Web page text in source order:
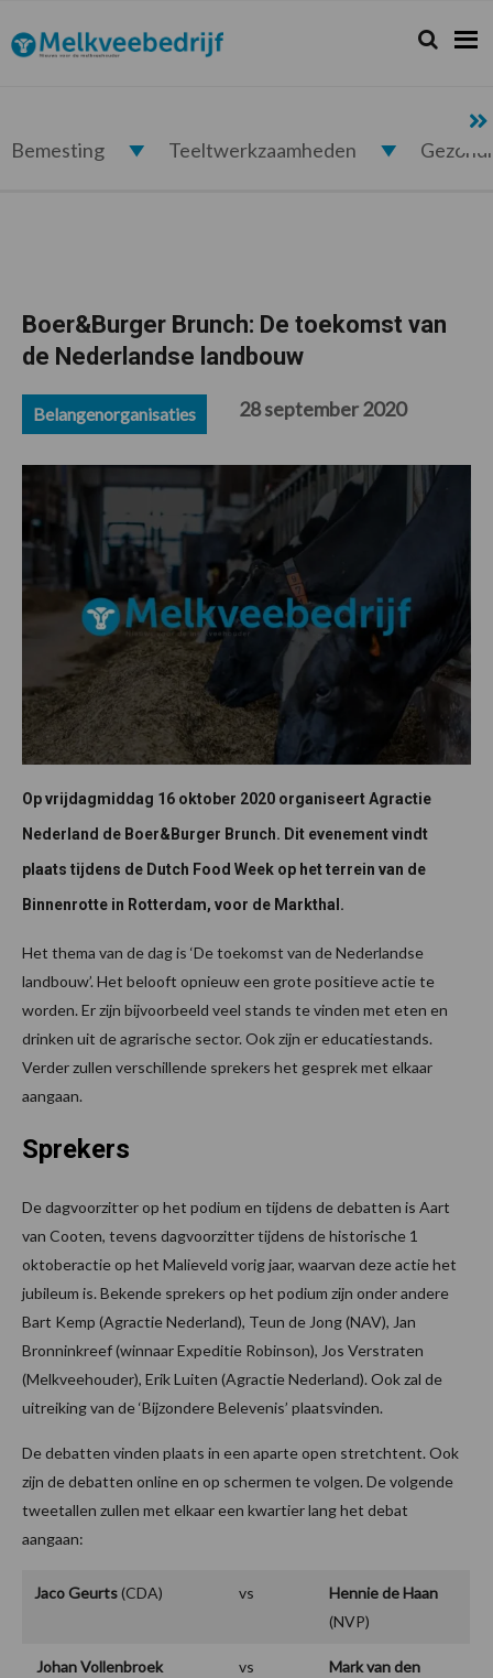
de
hoofdnavigatie
de
hoofd
de
eerste
de
voettekst
Melkveebedrijf.nl Zoeken...
Zoek
Bemesting Teeltwerkzaamheden
Boer&Burger Brunch: De toekomst van
de Nederlandse landbouw
Belangenorganisaties 28 september 2020
Op vrijdagmiddag 16 oktober 2020 organiseert Agractie
Nederland de Boer&Burger Brunch. Dit evenement vindt
plaats tijdens de Dutch Food Week op het terrein van de
Binnenrotte in Rotterdam, voor de Markthal.
Het thema van de dag is ‘De toekomst van de Nederlandse
landbouw’. Het belooft opnieuw een grote positieve actie te
worden. Er zijn bijvoorbeeld veel stands te vinden met eten en
drinken uit de agrarische sector. Ook zijn er educatiestands.
Verder zullen verschillende sprekers het gesprek met elkaar
aangaan.
Sprekers
De dagvoorzitter op het podium en tijdens de debatten is Aart
van Cooten, tevens dagvoorzitter tijdens de historische 1
oktoberactie op het Malieveld vorig jaar, waarvan deze actie het
jubileum is. Bekende sprekers op het podium zijn onder andere
Bart Kemp (Agractie Nederland), Teun de Jong (NAV), Jan
Bronninkreef (winnaar Expeditie Robinson), Jos Verstraten
(Melkveehouder), Erik Luiten (Agractie Nederland). Ook zal de
uitreiking van de ‘Bijzondere Belevenis’ plaatsvinden.
De debatten vinden plaats in een aparte open stretchtent. Ook
zijn de debatten online en op schermen te volgen. De volgende
tweetallen zullen met elkaar een kwartier lang het debat
aangaan:
Jaco Geurts(CDA) vs
Hennie de Haan
(NVP)
Johan Vollenbroek
vs
Mark van den